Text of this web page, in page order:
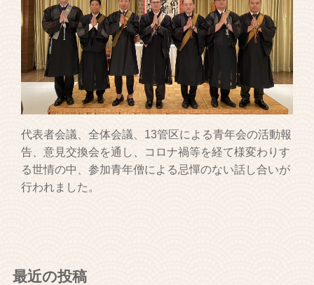
代表者会議、全体会議、13管区による青年会の活動報
告、意見交換会を通し、コロナ禍等を経て様変わりす
る世情の中、参加青年僧による忌憚のない話し合いが
行われました。
最近の投稿